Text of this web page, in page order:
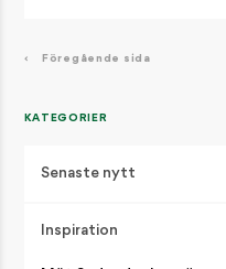
‹ Föregående sida
KATEGORIER
Senaste nytt
Inspiration